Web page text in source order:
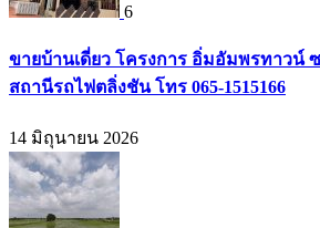
6
ขายบ้านเดี่ยว โครงการ อิ่มอัมพรทาวน์
สถานีรถไฟตลิ่งชัน โทร 065-1515166
14 มิถุนายน 2026